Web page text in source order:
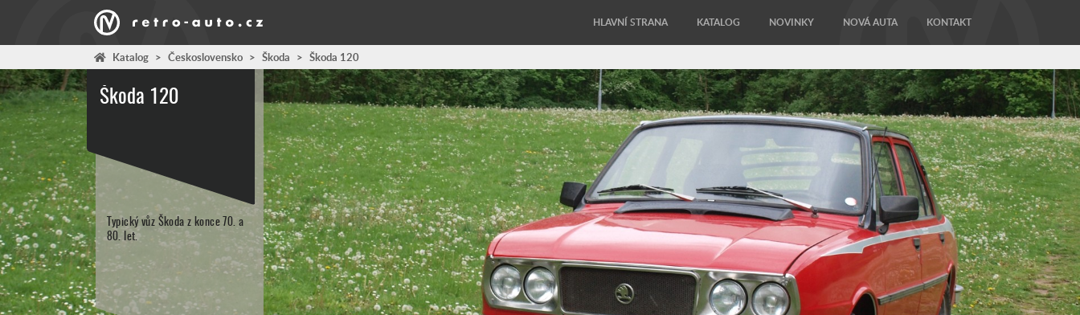
HLAVNÍ STRANA KATALOG NOVINKY NOVÁ AUTA KONTAKT
Katalog > Československo > Škoda > Škoda 120
Škoda 120
Typický vůz Škoda z konce 70. a
80. let.